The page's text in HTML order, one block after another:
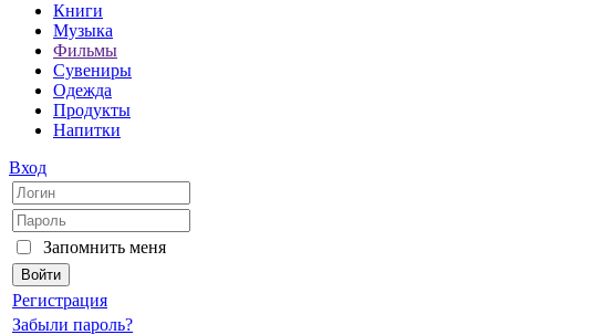
Книги
Музыка
Фильмы
Сувениры
Одежда
Продукты
Напитки
Вход
Запомнить меня
Регистрация
Забыли пароль?